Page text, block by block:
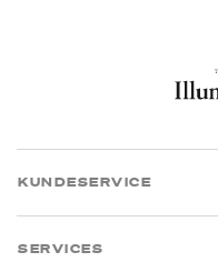
KUNDESERVICE
SERVICES